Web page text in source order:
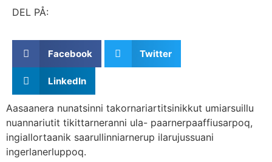
DEL PÅ:
Facebook Twitter
LinkedIn
Aasaanera nunatsinni takornariartitsinikkut umiarsuillu
nuannariutit tikittarneranni ula- paarnerpaaffiusarpoq,
ingiallortaanik saarullinniarnerup ilarujussuani
ingerlanerluppoq.